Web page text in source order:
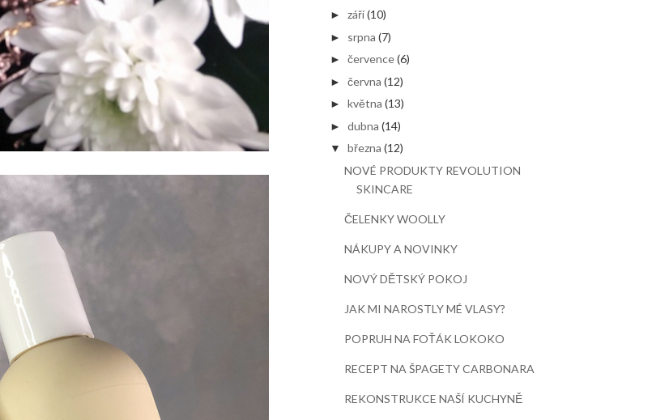
►září(10)
► srpna (7)
►července(6)
►června (12)
►května (13)
►dubna (14)
▼ března (12)
NOVÉ PRODUKTY REVOLUTION
SKINCARE
ČELENKY WOOLLY
NÁKUPY A NOVINKY
NOVÝ DĚTSKÝ POKOJ
JAK MI NAROSTLY MÉ VLASY?
POPRUH NA FOŤÁK LOKOKO
RECEPT NA ŠPAGETY CARBONARA
REKONSTRUKCE NAŠÍ KUCHYNĚ